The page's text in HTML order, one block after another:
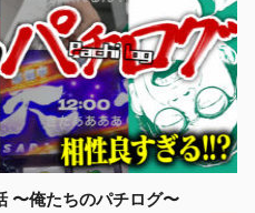
〜俺たちのパチログ〜